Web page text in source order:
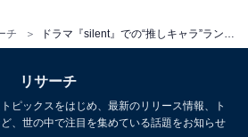
チ
感情がみつかりません（26歳女性
は穏やかで、包容力がすごくあっ
できてかっこいいから（25歳女性
しくて包容力のある性格に支持が
リサーチ
ピックスをはじめ、最新のリリース情報、ト
、世の中で注目を集めている話題をお知らせ